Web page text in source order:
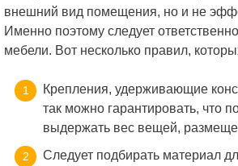
внешний вид помещения, но и не
Именно поэтому следует
мебели. Вот несколько правил,
Крепления, удерживающие
так можно гарантировать, что
выдержать вес вещей,
Следует подбирать материал